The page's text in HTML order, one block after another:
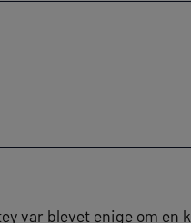
var blevet enige om